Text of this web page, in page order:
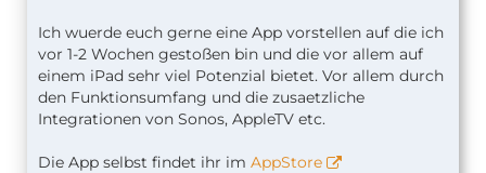
Ich wuerde euch gerne eine App vorstellen auf die ich
vor 1-2 Wochen gestoßen bin und die vor allem auf
einem iPad sehr viel Potenzial bietet. Vor allem durch
den Funktionsumfang und die zusaetzliche
Integrationen von Sonos, AppleTV etc.
Die App selbst findet ihr im AppStore